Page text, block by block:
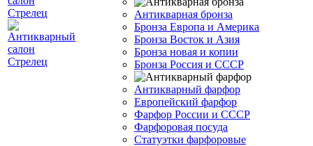
Антикварная бронза
Бронза Европа и Америка
Бронза Восток и Азия
Бронза новая и копии
Бронза Россия и СССР
Антикварный фарфор
Европейский фарфор
Фарфор России и СССР
Фарфоровая посуда
Статуэтки фарфоровые